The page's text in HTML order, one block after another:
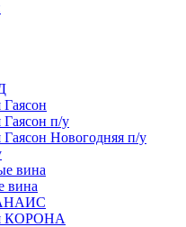
п/у
Новогодняя п/у
вина
вина
КОРОНА